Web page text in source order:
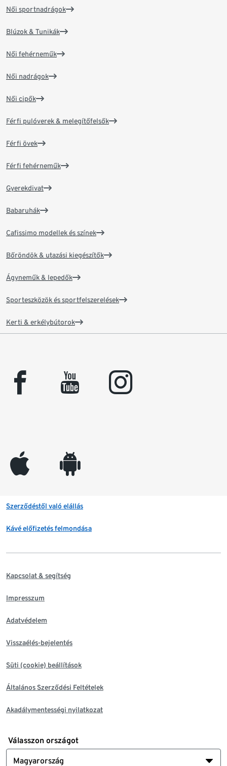
Női sportnadrágok
Blúzok & Tunikák
Női fehérneműk
Női nadrágok
Női cipők
Férfi pulóverek & melegítőfelsők
Férfi övek
Férfi fehérneműk
Gyerekdivat
Babaruhák
Cafissimo modellek és színek
Bőröndök & utazási kiegészítők
Ágyneműk & lepedők
Sporteszközök és sportfelszerelések
Kerti & erkélybútorok
facebook youtube instagram
appleinc android
Szerződéstől való elállás
Kávé előfizetés felmondása
Kapcsolat & segítség
Impresszum
Adatvédelem
Visszaélés-bejelentés
Süti (cookie) beállítások
Általános Szerződési Feltételek
Akadálymentességi nyilatkozat
Válasszon országot
Magyarország